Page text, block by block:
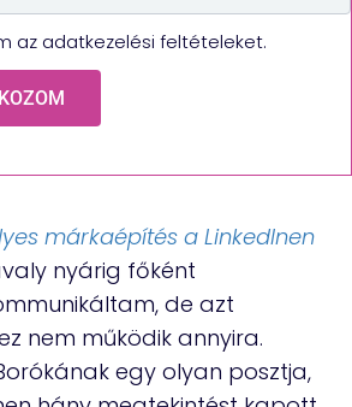
az adatkezelési feltételeket.
márkaépítés a LinkedInen
nyárig főként
de azt
nem működik annyira.
egy olyan posztja,